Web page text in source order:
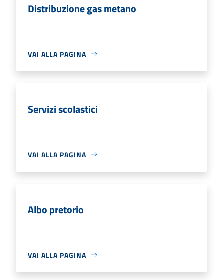
Distribuzione gas metano
VAI ALLA PAGINA
Servizi scolastici
VAI ALLA PAGINA
Albo pretorio
VAI ALLA PAGINA